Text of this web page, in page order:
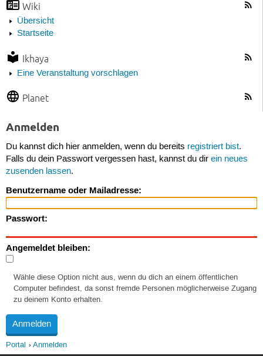
Wiki
Übersicht
Startseite
Ikhaya
Eine Veranstaltung vorschlagen
Planet
Anmelden
Du kannst dich hier anmelden, wenn du bereits registriert bist.
Falls du dein Passwort vergessen hast, kannst du dir ein neues
zusenden lassen.
Benutzername oder Mailadresse:
Passwort:
Angemeldet bleiben:
Wähle diese Option nicht aus, wenn du dich an einem öffentlichen
Computer befindest, da sonst fremde Personen möglicherweise Zugang
zu deinem Konto erhalten.
Portal Anmelden